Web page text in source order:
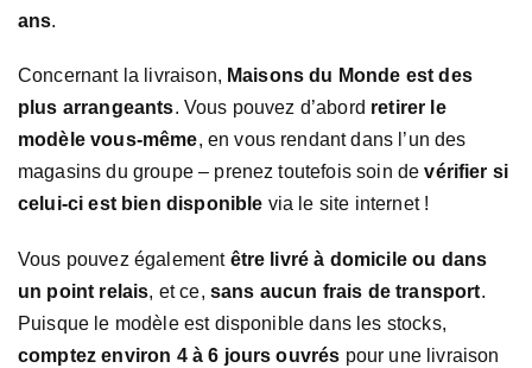
ans.
Concernant la livraison, Maisons du Monde est des
plus arrangeants. Vous pouvez d’abord retirer le
modèle vous-même, en vous rendant dans l’un des
magasins du groupe – prenez toutefois soin devérifier si
celui-ci est bien disponible via le site internet !
Vous pouvez également être livré à domicile ou dans
un point relais, et ce, sans aucun frais de transport.
Puisque le modèle est disponible dans les stocks,
comptez environ 4 à 6 jours ouvrés pour une livraison